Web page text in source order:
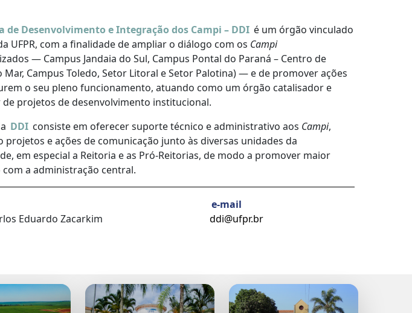
de Desenvolvimento e Integração dos Campi – DDI é um órgão vinculado
UFPR, com a finalidade de ampliar o diálogo com os Campi
— Campus Jandaia do Sul, Campus Pontal do Paraná – Centro de
Mar, Campus Toledo, Setor Litoral e Setor Palotina) — e de promover ações
o seu pleno funcionamento, atuando como um órgão catalisador e
projetos de desenvolvimento institucional.
DDI consiste em oferecer suporte técnico e administrativo aos Campi,
projetos e ações de comunicação junto às diversas unidades da
em especial a Reitoria e as Pró-Reitorias, de modo a promover maior
a administração central.
Eduardo Zacarkim
e-mail
ddi@ufpr.br